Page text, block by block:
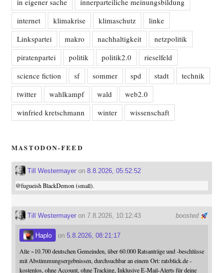
internet
klimakrise klimaschutz
linke
Linkspartei
makro nachhaltigkeit
netzpolitik
piratenpartei
politik politik2.0
rieselfeld
science fiction
sf sommer spd stadt
technik
twitter
wahlkampf wald
web2.0
winfried kretschmann
winter wissenschaft
MASTODON-FEED
Till Westermayeron 8.8.2026, 05:52:52
@fugueishBlackDemon (small).
boosted
Till Westermayeron 7.8.2026, 10:12:43
Haplo on 5.8.2026, 08:21:17
Alle ~10.700 deutschen Gemeinden, über 60.000 Ratsanträge und -beschlüsse
mit Abstimmungsergebnissen, durchsuchbar an einem Ort: ratsblick.de -
kostenlos, ohne Account, ohne Tracking, Inklusive E-Mail-Alerts für deine